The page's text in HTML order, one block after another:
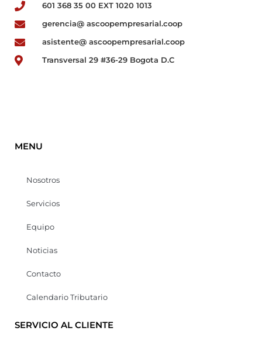
601 368 35 00 EXT 1020 1013
gerencia@ ascoopempresarial.coop
asistente@ ascoopempresarial.coop
Transversal 29 #36-29 Bogota D.C
MENU
Nosotros
Servicios
Equipo
Noticias
Contacto
Calendario Tributario
SERVICIO AL CLIENTE